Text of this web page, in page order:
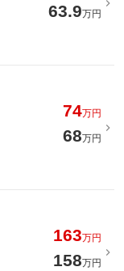
63.9万円
74万円
68万円
163万円
158万円